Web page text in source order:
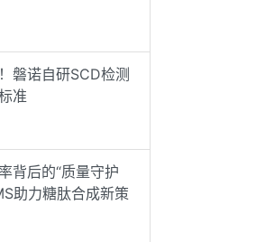
磐诺自研SCD检测
准
背后的“质量守护
助力糖肽合成新策